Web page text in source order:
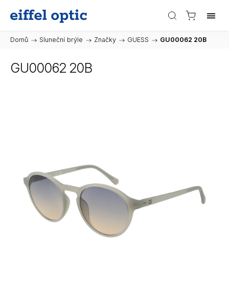
Domů / Sluneční brýle / Značky / GUESS / GU00062 20B
GU00062 20B